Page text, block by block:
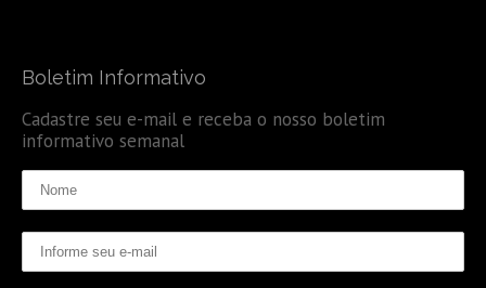
Boletim Informativo
Cadastre seu e-mail e receba o nosso boletim
informativo semanal